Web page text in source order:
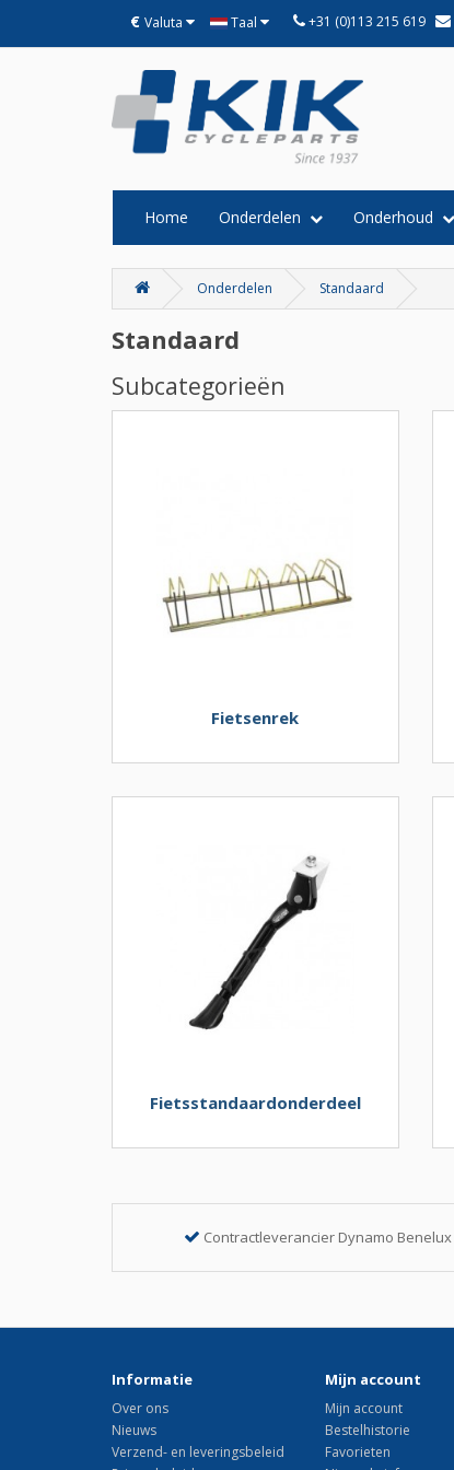
€ Valuta Taal +31 (0)113 215 619
Home Onderdelen Onderhoud
Onderdelen Standaard
Standaard
Subcategorieën
Fietsenrek
Fietsstandaardonderdeel
Contractleverancier Dynamo Benelux
Informatie
Over ons
Nieuws
Verzend- en leveringsbeleid
Mijn account
Mijn account
Bestelhistorie
Favorieten